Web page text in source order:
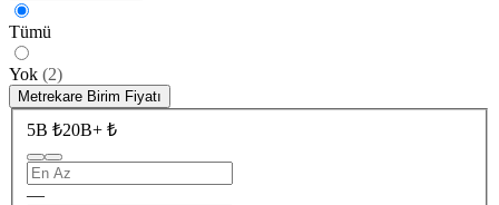
Tümü
Yok (2)
Metrekare Birim Fiyatı
5B ₺20B+ ₺
—